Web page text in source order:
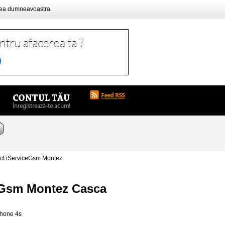
dumneavoastra.
iServiceGsm Montez
Montez Casca
4s